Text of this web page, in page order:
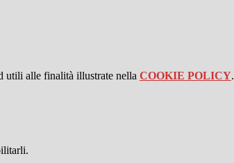
utili alle finalità illustrate nella COOKIE POLICY.